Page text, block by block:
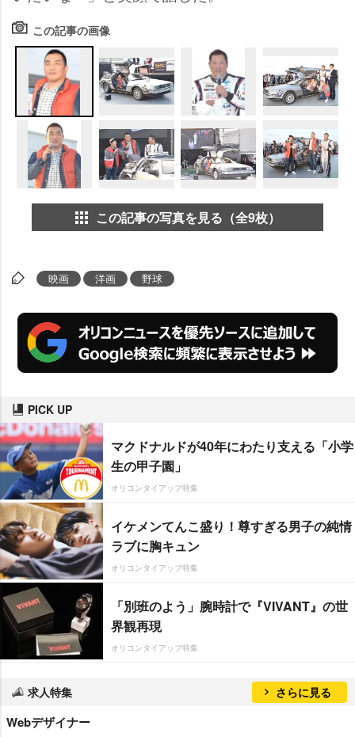
この記事の画像
この記事の写真を見る（全9枚）
映画 洋画 野球
PICK UP
マクドナルドが40年にわたり支える「小学
生の甲子園」
オリコンタイアップ特集
イケメンてんこ盛り！尊すぎる男子の純情
ラブに胸キュン
オリコンタイアップ特集
「別班のよう」腕時計で『VIVANT』の世
界観再現
オリコンタイアップ特集
求人特集 さらに見る
Webデザイナー